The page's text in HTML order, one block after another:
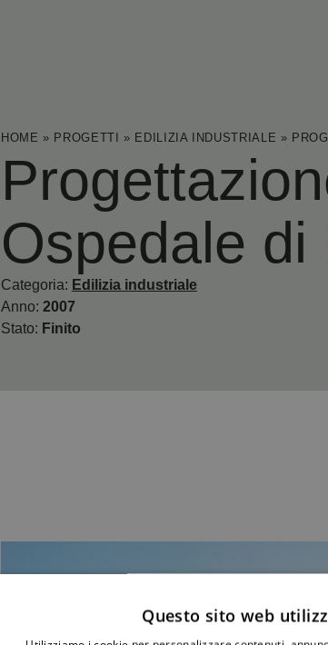
HOME » PROGETTI » EDILIZIA INDUSTRIALE »
Ospedale di
Categoria: Edilizia industriale
Anno: 2007
Stato: Finito
Questo sito web